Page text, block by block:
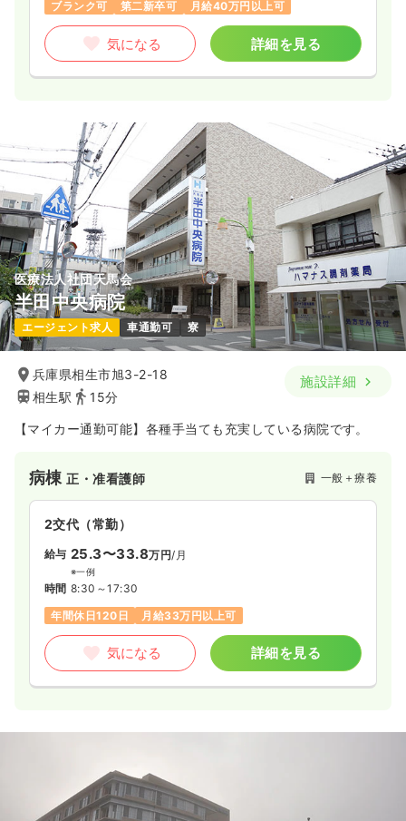
ブランク可
第二新卒可 月給40万円以上可
気になる 詳細を見る
医療法人社団天馬会
半田中央病院
エージェント求人 車通勤可 寮
兵庫県相生市旭3-2-18
相生駅
15分
施設詳細
【マイカー通勤可能】各種手当ても充実している病院です。
病棟正・准看護師 一般＋療養
2交代（常勤）
給与 25.3〜33.8万円/月
※一例
時間 8:30～17:30
年間休日120日
月給33万円以上可
気になる 詳細を見る